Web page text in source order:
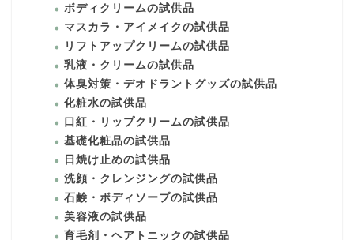
ボディクリームの試供品
マスカラ・アイメイクの試供品
リフトアップクリームの試供品
乳液・クリームの試供品
体臭対策・デオドラントグッズの試供品
化粧水の試供品
口紅・リップクリームの試供品
基礎化粧品の試供品
日焼け止めの試供品
洗顔・クレンジングの試供品
石鹸・ボディソープの試供品
美容液の試供品
育毛剤・ヘアトニックの試供品